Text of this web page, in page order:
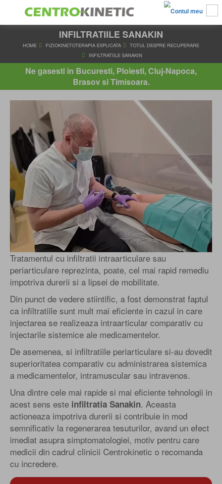
INFILTRATIILE SANAKIN
FIZIOKINETOTERAPIA EXPLICATA
INFILTRATIILE SANAKIN
Ne gasesti in Bucuresti, Ploiesti, Cluj-Napoca,
Brasov si Timisoara.
Tratamentul cu infiltratii intraarticulare sau
periarticulare reprezinta, poate, cel mai rapid remediu
impotriva durerii si a lipsei de mobilitate.
Din punct de vedere stiintific, a fost demonstrat faptul
ca infiltratiile sunt mult mai eficiente in cazul in care
injectarea se realizeaza intraarticular comparativ cu
injectarile sistemice ale medicamentelor.
De asemenea, si infiltratiile periarticulare si-au dovedit
superioritatea comparativ cu administrarea sistemica
a medicamentelor, intramuscular sau intravenos.
Una dintre cele mai rapide si mai eficiente tehnologii in
acest sens este infiltratia Sanakin. Aceasta
actioneaza impotriva durerii si contribuie in mod
semnificativ la regenerarea tesuturilor, avand un efect
imediat asupra simptomatologiei, motiv pentru care
medicii din cadrul clinicii Centrokinetic o recomanda
cu incredere.